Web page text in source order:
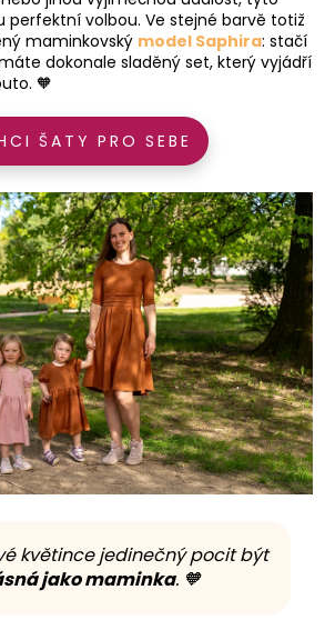
perfektní volbou. Ve stejné barvě totiž
maminkovský model Saphira: stačí
dokonale sladěný set, který vyjádří
🧡
ŠATY PRO SEBE
květince jedinečný pocit být
jako maminka. 🧡